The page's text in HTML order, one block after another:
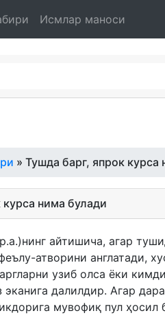
Исмлар маноси
» Тушда барг, япрок курса
нима булади
айтишича, агар
атворини англатади,
узиб олса ёки
далилдир. Агар
мувофиқ пул